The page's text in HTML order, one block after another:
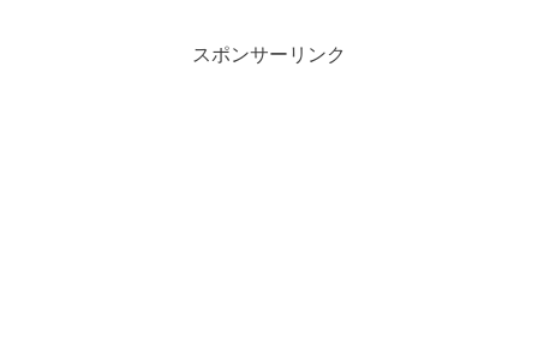
スポンサーリンク